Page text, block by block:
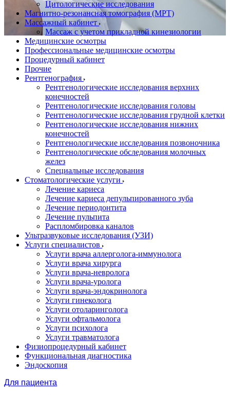
Цитологические исследования
Магнитно-резонансная томография (МРТ)
Массажный кабинет
Массаж с учетом прикладной кинезиологии
Медицинские осмотры
Профессиональные медицинские осмотры
Процедурный кабинет
Прочие
Рентгенография
Рентгенологические исследования верхних
конечностей
Рентгенологические исследования головы
Рентгенологические исследования грудной клетки
Рентгенологические исследования нижних
конечностей
Рентгенологические исследования позвоночника
Рентгенологические обследования молочных
желез
Специальные исследования
Стоматологические услуги
Лечение кариеса
Лечение кариеса депульпированного зуба
Лечение периодонтита
Лечение пульпита
Распломбировка каналов
Ультразвуковые исследования (УЗИ)
Услуги специалистов
Услуги врача аллерголога-иммунолога
Услуги врача хирурга
Услуги врача-невролога
Услуги врача-уролога
Услуги врача-эндокринолога
Услуги гинеколога
Услуги отоларинголога
Услуги офтальмолога
Услуги психолога
Услуги травматолога
Физиопроцедурный кабинет
Функциональная диагностика
Эндоскопия
Для пациента